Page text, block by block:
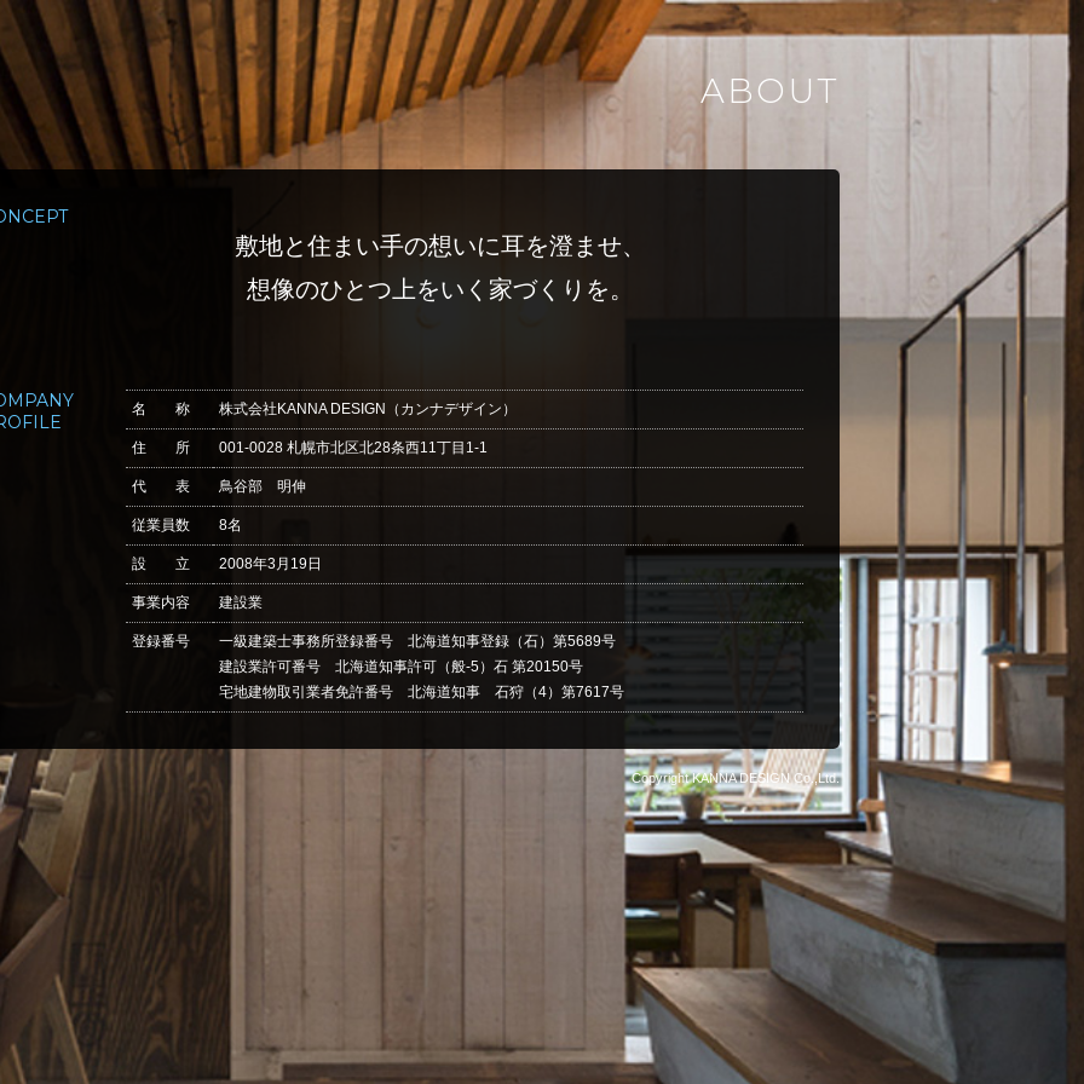
ABOUT
敷地と住まい手の想いに耳を澄ませ、
想像のひとつ上をいく 家づくりを。
名 称 株式会社KANNA DESIGN（カンナデザイン）
住 所 001-0028 札幌市北区北28条西11丁目1-1
代 表 鳥谷部 明伸
従業員数 8名
設 立 2008年3月19日
事業内容 建設業
登録番号
一級建築士事務所登録番号 北海道知事登録（石）第5689号
建設業許可番号 北海道知事許可（般-5）石 第20150号
宅地建物取引業者免許番号 北海道知事 石狩（4）第7617号
Copyright KANNA DESIGN Co.,Ltd.